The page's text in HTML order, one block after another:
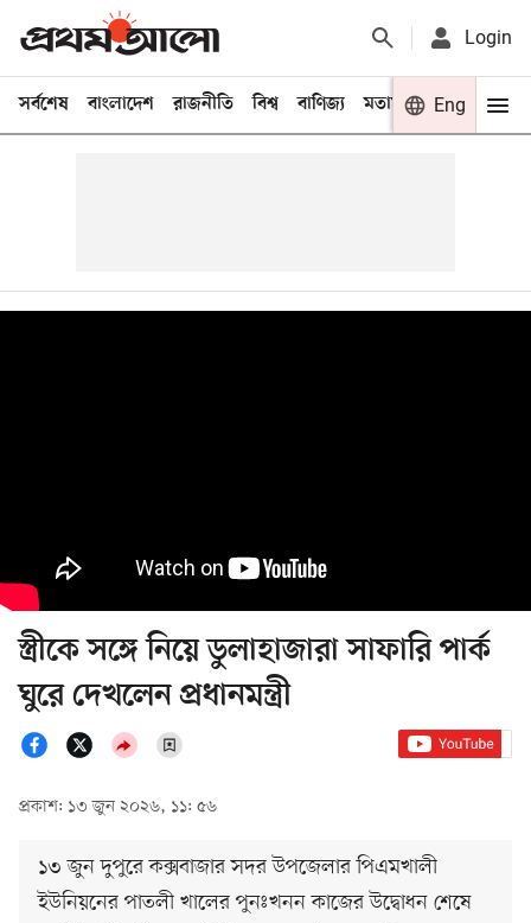
Login
সর্বশেষ বাংলাদেশ রাজনীতি বিশ্ব বাণিজ্য মতামত খেলা
Eng
স্ত্রীকে সঙ্গে নিয়ে ডুলাহাজারা সাফারি পার্ক
ঘুরে দেখলেন প্রধানমন্ত্রী
প্রকাশ: ১৩ জুন ২০২৬, ১১: ৫৬
১৩ জুন দুপুরে কক্সবাজার সদর উপজেলার পিএমখালী
ইউনিয়নের পাতলী খালের পুনঃখনন কাজের উদ্বোধন শেষে